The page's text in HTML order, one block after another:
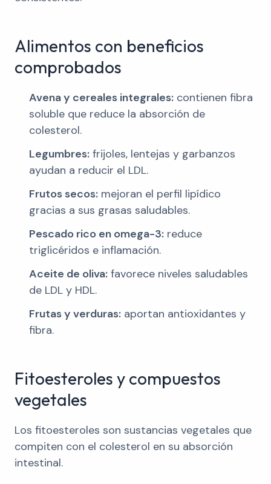
Alimentos con beneficios
comprobados
Avena y cereales integrales: contienen fibra
soluble que reduce la absorción de
colesterol.
Legumbres: frijoles, lentejas y garbanzos
ayudan a reducir el LDL.
Frutos secos: mejoran el perfil lipídico
gracias a sus grasas saludables.
Pescado rico en omega-3: reduce
triglicéridos e inflamación.
Aceite de oliva: favorece niveles saludables
de LDL y HDL.
Frutas y verduras: aportan antioxidantes y
fibra.
Fitoesteroles y compuestos
vegetales
Los fitoesteroles son sustancias vegetales que
compiten con el colesterol en su absorción
intestinal.